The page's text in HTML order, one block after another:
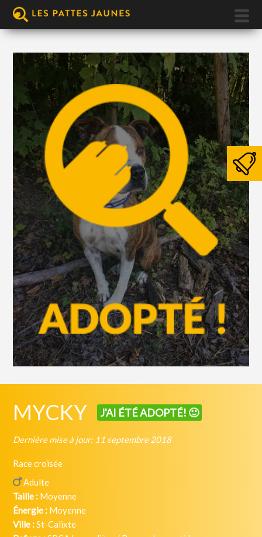
MYCKY J'AI ÉTÉ ADOPTÉ! 🙂
Dernière mise à jour: 11 septembre 2018
Race croisée
Adulte
Taille : Moyenne
Énergie : Moyenne
Ville :St-Calixte